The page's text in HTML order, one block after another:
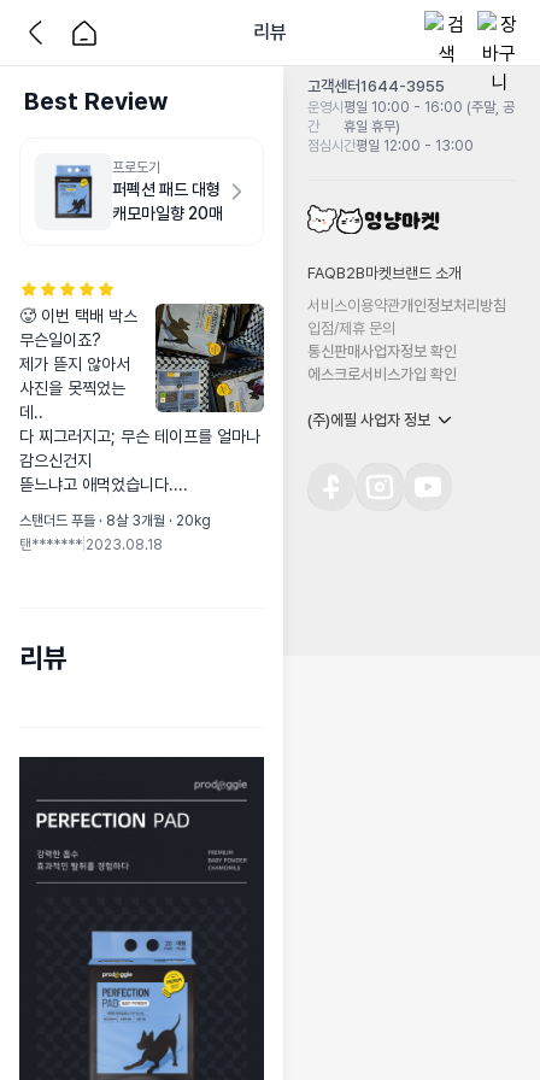
리뷰
Best Review
프로도기
퍼펙션 패드 대형
캐모마일향 20매
🥵 이번 택배 박스
무슨일이죠?
제가 뜯지 않아서
사진을 못찍었는
데..
다 찌그러지고; 무슨 테이프를 얼마나
감으신건지
뜯느냐고 애먹었습니다....
스탠더드 푸들 · 8살 3개월 · 20kg
탠******* 2023.08.18
리뷰
고객센터1644-3955
운영시
간
평일 10:00 - 16:00 (주말, 공
휴일 휴무)
점심시간평일 12:00 - 13:00
FAQB2B마켓 브랜드 소개
서비스이용약관개인정보처리방침
입점/제휴 문의
통신판매사업자정보 확인
에스크로서비스가입 확인
(주)에필 사업자 정보